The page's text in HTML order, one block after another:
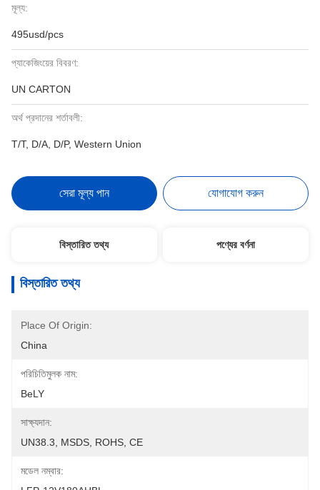
মূল্য:
495usd/pcs
প্যাকেজিংয়ের বিবরণ:
UN CARTON
অর্থ প্রদানের শর্তাবলী:
T/T, D/A, D/P, Western Union
সেরা মূল্য পান যোগাযোগ করুন
বিস্তারিত তথ্য পণ্যের বর্ণনা
বিস্তারিত তথ্য
Place Of Origin:
China
পরিচিতিমুলক নাম:
BeLY
সাক্ষ্যদান:
UN38.3, MSDS, ROHS, CE
মডেল নম্বার: